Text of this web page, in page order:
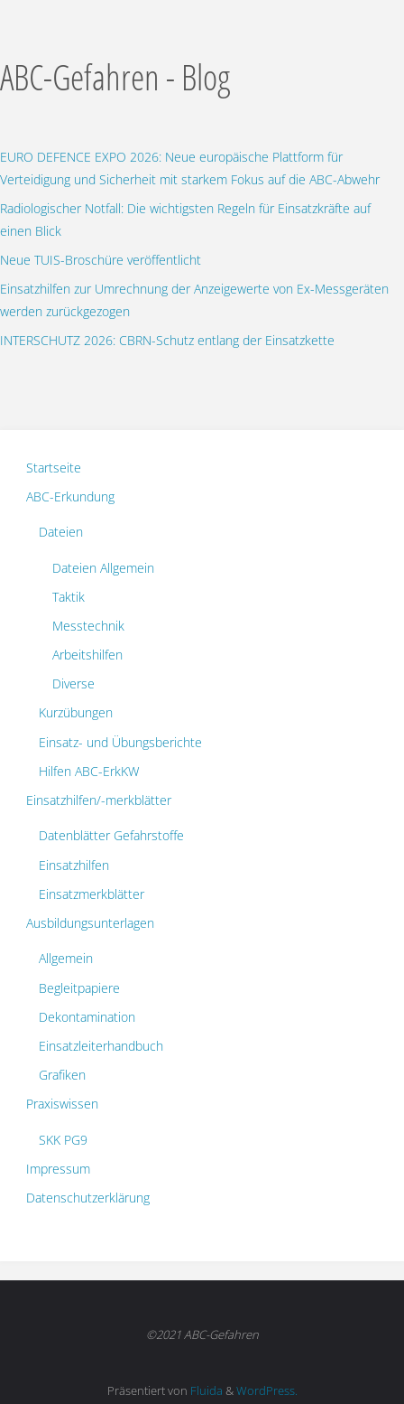
ABC-Gefahren - Blog
EURO DEFENCE EXPO 2026: Neue europäische Plattform für
Verteidigung und Sicherheit mit starkem Fokus auf die ABC-Abwehr
Radiologischer Notfall: Die wichtigsten Regeln für Einsatzkräfte auf
einen Blick
Neue TUIS-Broschüre veröffentlicht
Einsatzhilfen zur Umrechnung der Anzeigewerte von Ex-Messgeräten
werden zurückgezogen
INTERSCHUTZ 2026: CBRN-Schutz entlang der Einsatzkette
Startseite
ABC-Erkundung
Dateien
Dateien Allgemein
Taktik
Messtechnik
Arbeitshilfen
Diverse
Kurzübungen
Einsatz- und Übungsberichte
Hilfen ABC-ErkKW
Einsatzhilfen/-merkblätter
Datenblätter Gefahrstoffe
Einsatzhilfen
Einsatzmerkblätter
Ausbildungsunterlagen
Allgemein
Begleitpapiere
Dekontamination
Einsatzleiterhandbuch
Grafiken
Praxiswissen
SKK PG9
Impressum
Datenschutzerklärung
©2021 ABC-Gefahren
Präsentiert von Fluida &WordPress.